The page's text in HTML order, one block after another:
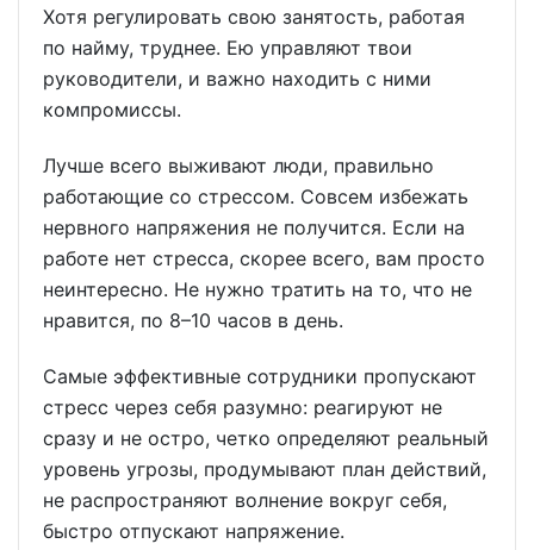
Хотя регулировать свою занятость, работая
по найму, труднее. Ею управляют твои
руководители, и важно находить с ними
компромиссы.
Лучше всего выживают люди, правильно
работающие со стрессом. Совсем избежать
нервного напряжения не получится. Если на
работе нет стресса, скорее всего, вам просто
неинтересно. Не нужно тратить на то, что не
нравится, по 8–10 часов в день.
Самые эффективные сотрудники пропускают
стресс через себя разумно: реагируют не
сразу и не остро, четко определяют реальный
уровень угрозы, продумывают план действий,
не распространяют волнение вокруг себя,
быстро отпускают напряжение.